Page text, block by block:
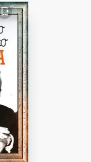
FAVORITO